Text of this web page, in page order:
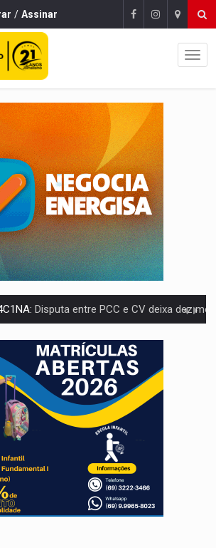
/ Assinar
Prefeitura inicia campanha de multivacinação para crianças
Draco faz operação para prender faccionados que atacaram
PRESO: Operação Brasil Contra o Crime apreende quase meia
EL NIÑO:Trabalho inédito vai garantir água potável para
MORREU:Identificadas as cinco vítimas de acidente na BR-364,
CONTRA O CRIME:Acusado de guardar armas de facção é preso com
Sobe para cinco o número de mortos em colisão entre carreta e
DE ARROZ:MPF assegura cumprimento da legislação sobre transporte